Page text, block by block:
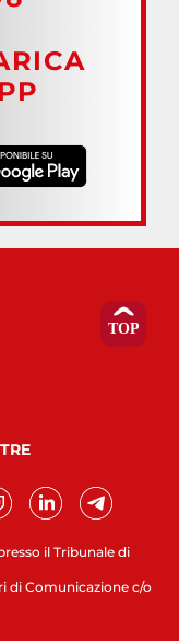
il Tribunale di
di Comunicazione c/o